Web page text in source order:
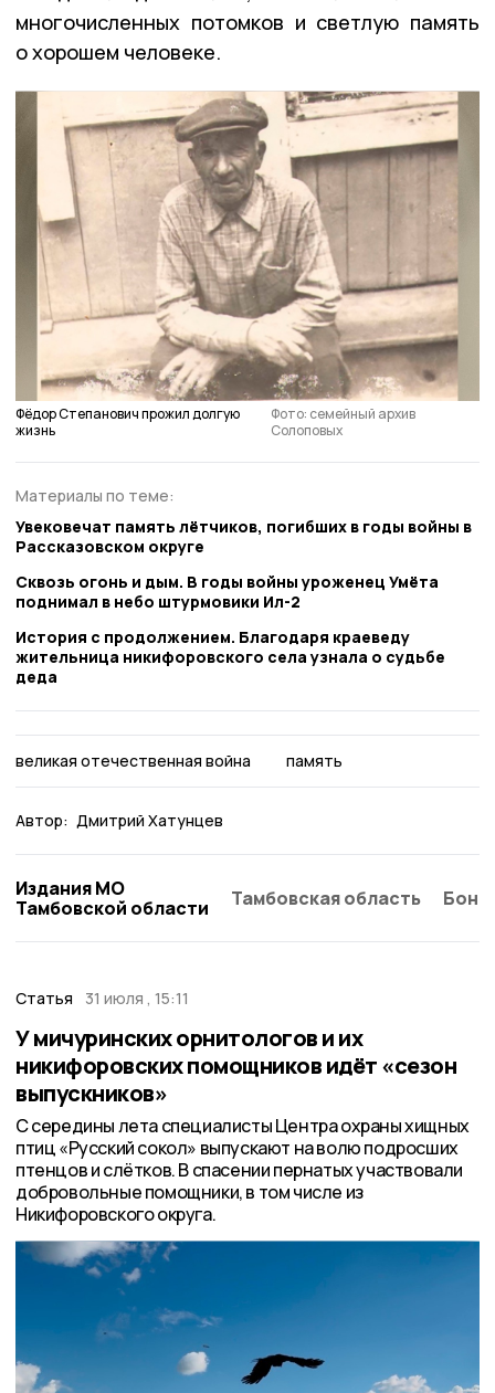
многочисленных потомков и светлую память
о хорошем человеке.
Фёдор Степанович прожил долгую
жизнь
Фото: семейный архив
Солоповых
Материалы по теме:
Увековечат память лётчиков, погибших в годы войны в
Рассказовском округе
Сквозь огонь и дым. В годы войны уроженец Умёта
поднимал в небо штурмовики Ил-2
История с продолжением. Благодаря краеведу
жительница никифоровского села узнала о судьбе
деда
великая отечественная война память
Автор: Дмитрий Хатунцев
Издания МО
Тамбовской области
Тамбовская область
Статья 31 июля , 15:11
У мичуринских орнитологов и их
никифоровских помощников идёт «сезон
выпускников»
С середины лета специалисты Центра охраны хищных
птиц «Русский сокол» выпускают на волю подросших
птенцов и слётков. В спасении пернатых участвовали
добровольные помощники, в том числе из
Никифоровского округа.